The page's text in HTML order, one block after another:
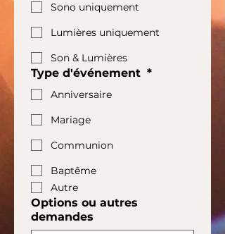
Sono uniquement
Lumières uniquement
Son & Lumières
Type d'événement *
Anniversaire
Mariage
Communion
Baptême
Autre
Options ou autres
demandes